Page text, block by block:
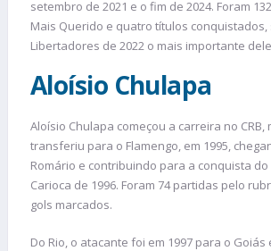
setembro de 2021 e o fim de 2024. Foram
Mais Querido e quatro títulos conquistados,
Libertadores de 2022 o mais importante
Aloísio Chulapa
Aloísio Chulapa começou a carreira no CRB,
transferiu para o Flamengo, em 1995,
Romário e contribuindo para a conquista
Carioca de 1996. Foram 74 partidas pelo
gols marcados.
Do Rio, o atacante foi em 1997 para o